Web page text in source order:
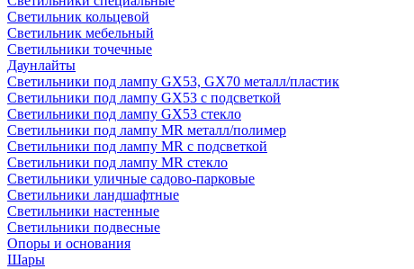
Светильник кольцевой
Светильник мебельный
Светильники точечные
Даунлайты
Светильники под лампу GX53, GX70 металл/пластик
Светильники под лампу GX53 с подсветкой
Светильники под лампу GX53 стекло
Светильники под лампу MR металл/полимер
Светильники под лампу MR с подсветкой
Светильники под лампу MR стекло
Светильники уличные садово-парковые
Светильники ландшафтные
Светильники настенные
Светильники подвесные
Опоры и основания
Шары